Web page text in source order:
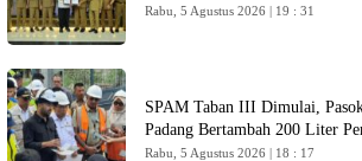
Rabu, 5 Agustus 2026 | 19 : 31
SPAM Taban III Dimulai,
Padang Bertambah 200 Liter
Rabu, 5 Agustus 2026 | 18 : 17